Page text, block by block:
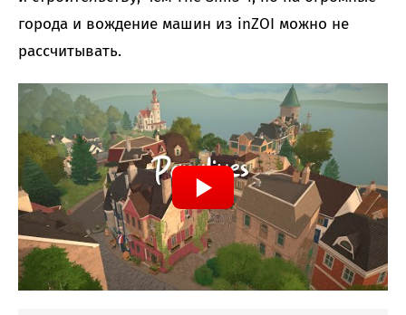
города и вождение машин из inZOI можно не
рассчитывать.